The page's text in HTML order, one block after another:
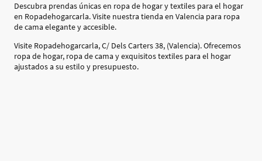
Descubra prendas únicas en ropa de hogar y textiles para el hogar
en Ropadehogarcarla. Visite nuestra tienda en Valencia para ropa
de cama elegante y accesible.
Visite Ropadehogarcarla, C/ Dels Carters 38, (Valencia). Ofrecemos
ropa de hogar, ropa de cama y exquisitos textiles para el hogar
ajustados a su estilo y presupuesto.